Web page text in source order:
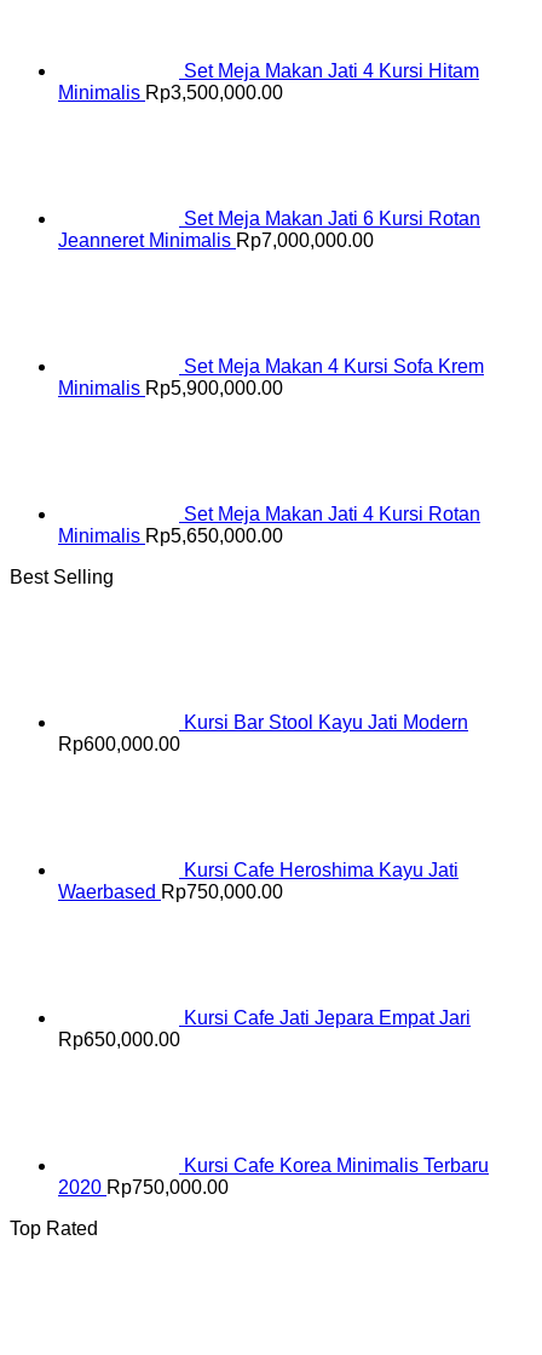
Set Meja Makan Jati 4 Kursi Hitam
Minimalis Rp3,500,000.00
Set Meja Makan Jati 6 Kursi Rotan
Jeanneret Minimalis Rp7,000,000.00
Set Meja Makan 4 Kursi Sofa Krem
Minimalis Rp5,900,000.00
Set Meja Makan Jati 4 Kursi Rotan
Minimalis Rp5,650,000.00
Best Selling
Kursi Bar Stool Kayu Jati Modern
Rp600,000.00
Kursi Cafe Heroshima Kayu Jati
Waerbased Rp750,000.00
Kursi Cafe Jati Jepara Empat Jari
Rp650,000.00
Kursi Cafe Korea Minimalis Terbaru
2020 Rp750,000.00
Top Rated